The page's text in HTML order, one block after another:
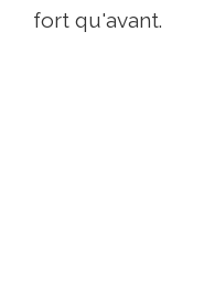
fort qu'avant.